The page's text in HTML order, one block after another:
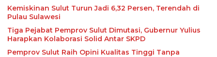
Kemiskinan Sulut Turun Jadi 6,32 Persen, Terendah di
Pulau Sulawesi
Tiga Pejabat Pemprov Sulut Dimutasi, Gubernur Yulius
Harapkan Kolaborasi Solid Antar SKPD
Pemprov Sulut Raih Opini Kualitas Tinggi Tanpa